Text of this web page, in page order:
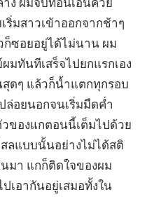
ริ่มสาวเข้าออกจากช้าๆ
ก็ซอยอยู่ได้ไม่นาน ผม
มทันทีเสร็จไปยกแรกเอง
สุดๆ แล้วก็น้ำแตกทุกรอบ
ล่อยนอกจนเริ่มมืดค่ำ
วของแกตอนนี้เต็มไปด้วย
ลแบบนั้นอย่างไม่ได้สติ
มา แกก็ติดใจของผม
เอากันอยู่เสมอทั้งใน